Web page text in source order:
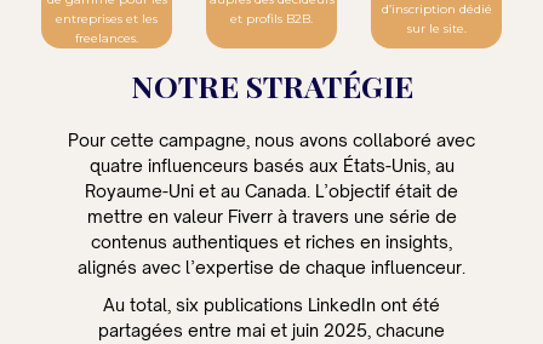
entreprises et les
freelances.
et profils B2B.
d’inscription dédié
sur le site.
NOTRE STRATÉGIE
Pour cette campagne, nous avons collaboré avec
quatre influenceurs basés aux États-Unis, au
Royaume-Uni et au Canada. L’objectif était de
mettre en valeur Fiverr à travers une série de
contenus authentiques et riches en insights,
alignés avec l’expertise de chaque influenceur.
Au total, six publications LinkedIn ont été
partagées entre mai et juin 2025, chacune